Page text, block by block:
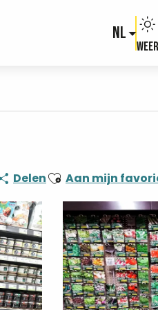
NL
Weer
DelenAjouter aux favoris
Aan mijn